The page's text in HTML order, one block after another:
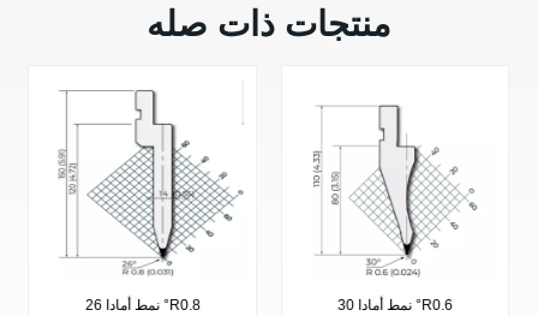
منتجات ذات صله
نمط أمادا 30 °R0.6 نمط أمادا 30 °R0.8